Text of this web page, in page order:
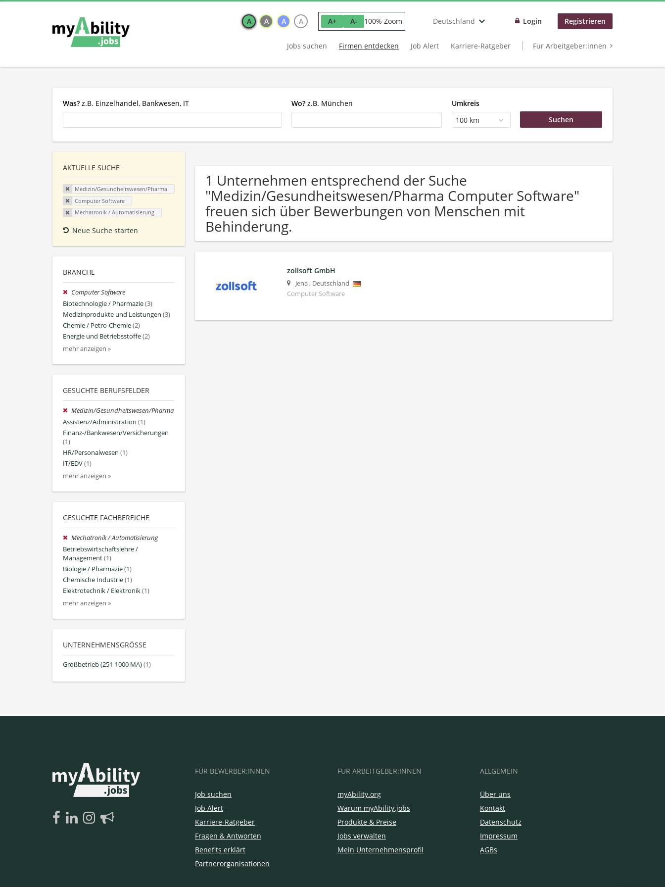
A A A A A+ A- 100% Zoom Deutschland Login Registrieren
Jobs suchen Firmen entdecken Job Alert Karriere-Ratgeber Für Arbeitgeber:innen
Was? z.B. Einzelhandel, Bankwesen, IT Wo? z.B. München
Umkreis
100 km
AKTUELLE SUCHE
Medizin/Gesundheitswesen/Pharma
Computer Software
Mechatronik / Automatisierung
Neue Suche starten
BRANCHE
Computer Software
Biotechnologie / Pharmazie(3)
Medizinprodukte und Leistungen (3)
Chemie / Petro-Chemie(2)
Energie und Betriebsstoffe(2)
mehr anzeigen »
GESUCHTE BERUFSFELDER
Medizin/Gesundheitswesen/Pharma
Assistenz/Administration (1)
Finanz-/Bankwesen/Versicherungen
(1)
HR/Personalwesen (1)
IT/EDV(1)
mehr anzeigen »
GESUCHTE FACHBEREICHE
Mechatronik / Automatisierung
Betriebswirtschaftslehre /
Management(1)
Biologie / Pharmazie(1)
Chemische Industrie(1)
Elektrotechnik / Elektronik(1)
mehr anzeigen »
UNTERNEHMENSGRÖSSE
Großbetrieb (251-1000 MA)(1)
1 Unternehmen entsprechend der Suche
"Medizin/Gesundheitswesen/Pharma Computer Software"
freuen sich über Bewerbungen von Menschen mit
Behinderung.
zollsoft GmbH
Jena, Deutschland
Computer Software
FÜR BEWERBER:INNEN
Job suchen
Job Alert
Karriere-Ratgeber
Fragen & Antworten
Benefits erklärt
Partnerorganisationen
FÜR ARBEITGEBER:INNEN
myAbility.org
Warum myAbility.jobs
Produkte & Preise
Jobs verwalten
Mein Unternehmensprofil
ALLGEMEIN
Über uns
Kontakt
Datenschutz
Impressum
AGBs